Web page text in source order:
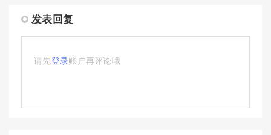
发表回复
请先登录账户再评论哦